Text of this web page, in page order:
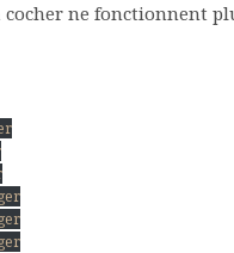
cocher ne fonctionnent